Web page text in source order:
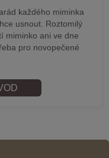
každého miminka
usnout. Roztomilý
miminko ani ve dne
pro novopečené